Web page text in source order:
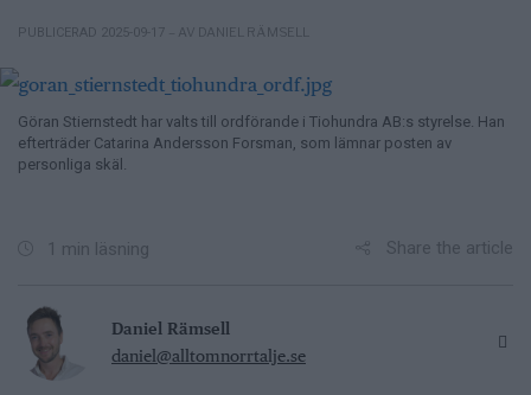
PUBLICERAD 2025-09-17 – AV DANIEL RÄMSELL
Göran Stiernstedt har valts till ordförande i Tiohundra AB:s styrelse. Han
efterträder Catarina Andersson Forsman, som lämnar posten av
personliga skäl.
1 min läsning Share the article
Daniel Rämsell
daniel@alltomnorrtalje.se